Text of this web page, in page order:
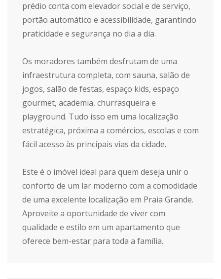
prédio conta com elevador social e de serviço,
portão automático e acessibilidade, garantindo
praticidade e segurança no dia a dia.
Os moradores também desfrutam de uma
infraestrutura completa, com sauna, salão de
jogos, salão de festas, espaço kids, espaço
gourmet, academia, churrasqueira e
playground. Tudo isso em uma localização
estratégica, próxima a comércios, escolas e com
fácil acesso às principais vias da cidade.
Este é o imóvel ideal para quem deseja unir o
conforto de um lar moderno com a comodidade
de uma excelente localização em Praia Grande.
Aproveite a oportunidade de viver com
qualidade e estilo em um apartamento que
oferece bem-estar para toda a família.